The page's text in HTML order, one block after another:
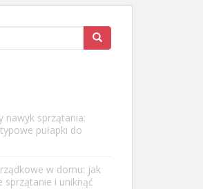
nawyk sprzątania:
pułapki do
w domu: jak
sprzątanie i uniknąć